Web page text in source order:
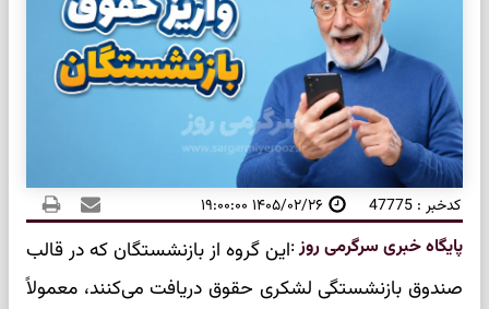
کدخبر : 47775 ۱۴۰۵/۰۲/۲۶ ۱۹:۰۰:۰۰
پایگاه خبری سرگرمی روز:این گروه از بازنشستگان که در قالب
صندوق بازنشستگی لشکری حقوق دریافت می‌کنند، معمولاً